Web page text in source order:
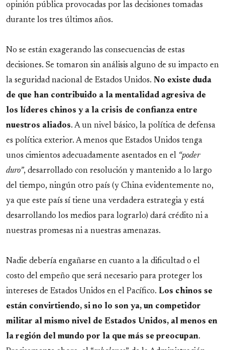
opinión pública provocadas por las decisiones tomadas
durante los tres últimos años.
No se están exagerando las consecuencias de estas
decisiones. Se tomaron sin análisis alguno de su impacto en
la seguridad nacional de Estados Unidos. No existe duda
de que han contribuido a la mentalidad agresiva de
los líderes chinos y a la crisis de confianza entre
nuestros aliados. A un nivel básico, la política de defensa
es política exterior. A menos que Estados Unidos tenga
unos cimientos adecuadamente asentados en el “poder
duro”, desarrollado con resolución y mantenido a lo largo
del tiempo, ningún otro país (y China evidentemente no,
ya que este país sí tiene una verdadera estrategia y está
desarrollando los medios para lograrlo) dará crédito ni a
nuestras promesas ni a nuestras amenazas.
Nadie debería engañarse en cuanto a la dificultad o el
costo del empeño que será necesario para proteger los
intereses de Estados Unidos en el Pacífico. Los chinos se
están convirtiendo, si no lo son ya, un competidor
militar al mismo nivel de Estados Unidos, al menos en
la región del mundo por la que más se preocupan.